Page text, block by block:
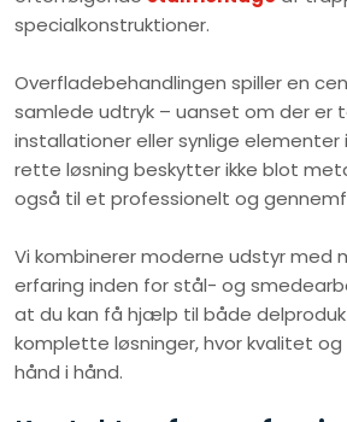
specialkonstruktioner.
Overfladebehandlingen spiller en
samlede udtryk – uanset om der er
installationer eller synlige elementer
rette løsning beskytter ikke blot
også til et professionelt og
Vi kombinerer moderne udstyr med
erfaring inden for stål- og
at du kan få hjælp til både
komplette løsninger, hvor kvalitet
hånd i hånd.